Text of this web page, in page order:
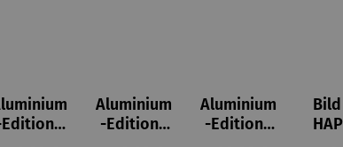
|
Aluminium
-Edition |
Aluminium
-Edition |
Bild